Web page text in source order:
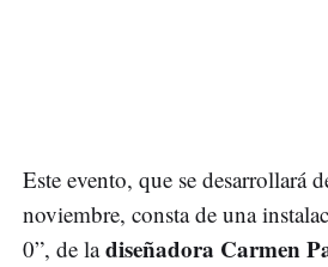
Este evento, que se desarrollará
noviembre, consta de una
0”, de ladiseñadora Carmen